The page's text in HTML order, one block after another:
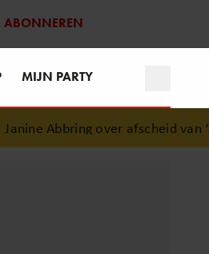
ABONNEREN
MIJN PARTY
afscheid van ‘Zomergasten’: